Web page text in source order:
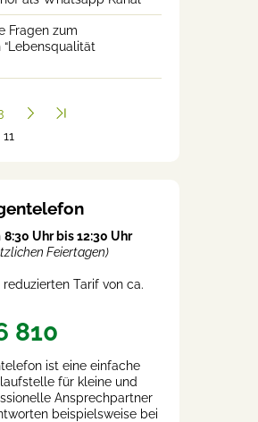
Fragen zum
8:30 Uhr bis 12:30 Uhr
Feiertagen)
Tarif von ca.
810
ist eine einfache
für kleine und
Ansprechpartner
beispielsweise bei